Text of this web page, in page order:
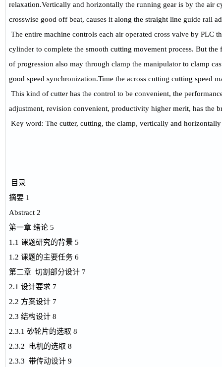
relaxation.Vertically and horizontally the running gear is by the air
crosswise good off beat, causes it along the straight line guide rail
The entire machine controls each air operated cross valve by PLC
cylinder to complete the smooth cutting movement process. But
of progression also may through clamp the manipulator to clamp
good speed synchronization.Time the across cutting cutting speed
This kind of cutter has the control to be convenient, the
adjustment, revision convenient, productivity higher merit, has the
Key word: The cutter, cutting, the clamp, vertically and
目录
摘要 1
Abstract 2
第一章 绪论 5
1.1 课题研究的背景 5
1.2 课题的主要任务 6
第二章 切割部分设计 7
2.1 设计要求 7
2.2 方案设计 7
2.3 结构设计 8
2.3.1 砂轮片的选取 8
2.3.2 电机的选取 8
2.3.3 带传动设计 9